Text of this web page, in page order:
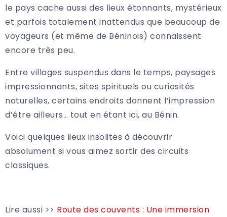
le pays cache aussi des lieux étonnants, mystérieux
et parfois totalement inattendus que beaucoup de
voyageurs (et même de Béninois) connaissent
encore très peu.
Entre villages suspendus dans le temps, paysages
impressionnants, sites spirituels ou curiosités
naturelles, certains endroits donnent l’impression
d’être ailleurs… tout en étant ici, au Bénin.
Voici quelques lieux insolites à découvrir
absolument si vous aimez sortir des circuits
classiques.
Lire aussi >> Route des couvents : Une immersion